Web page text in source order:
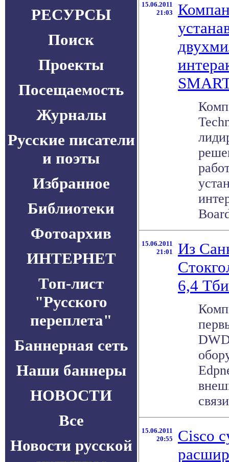
РЕСУРСЫ
Поиск
Проекты
Посещаемость
Журналы
Русские писатели
и поэты
Избранное
Библиотеки
Фотоархив
ИНТЕРНЕТ
Топ-лист
"Русского
переплета"
Баннерная сеть
Наши баннеры
НОВОСТИ
Все
Новости русской
15.06.2011
21:03
15.06.2011
21:01
Из
6,4
15.06.2011
20:55
Cisco